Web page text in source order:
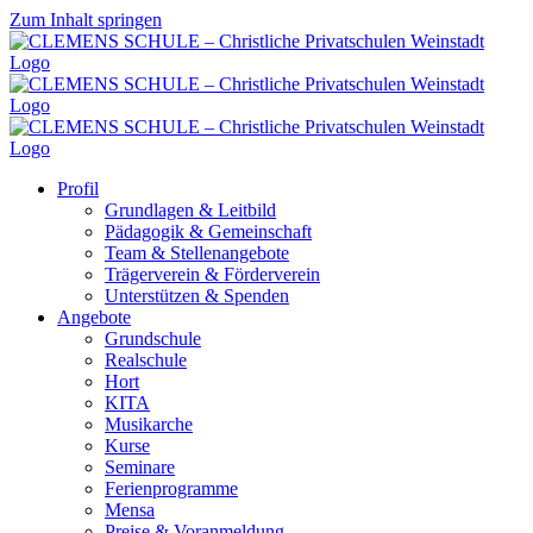
Zum Inhalt springen
Profil
Grundlagen & Leitbild
Pädagogik & Gemeinschaft
Team & Stellenangebote
Trägerverein & Förderverein
Unterstützen & Spenden
Angebote
Grundschule
Realschule
Hort
KITA
Musikarche
Kurse
Seminare
Ferienprogramme
Mensa